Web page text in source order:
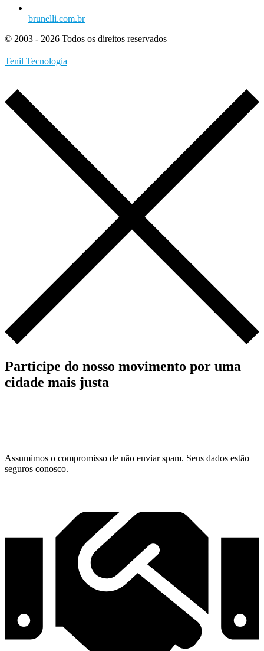
brunelli.com.br
© 2003 - 2026 Todos os direitos reservados
Tenil Tecnologia
Participe do nosso movimento por uma
cidade mais justa
Assumimos o compromisso de não enviar spam. Seus dados estão
seguros conosco.